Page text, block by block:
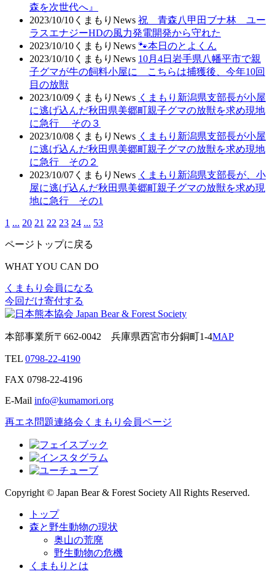
森を次世代へ』
2023/10/10 くまもりNews 祝 青森八甲田ブナ林 ユー
ラスエナジーHDの風力発電開発から守れた
2023/10/10 くまもりNews 🐾本日のとよくん
2023/10/10 くまもりNews 10月4日岩手県八幡平市で親
子グマが牛の飼料小屋に こちらは捕獲後、今年10回
目の放獣
2023/10/09 くまもりNews くまもり新潟県支部長が小屋
に逃げ込んだ秋田県美郷町親子グマの放獣を求め現地
に急行 その３
2023/10/08 くまもりNews くまもり新潟県支部長が小屋
に逃げ込んだ秋田県美郷町親子グマの放獣を求め現地
に急行 その２
2023/10/07 くまもりNews くまもり新潟県支部長が、小
屋に逃げ込んだ秋田県美郷町親子グマの放獣を求め現
地に急行 その1
1 ... 20 21 22 23 24 ... 53
ページトップに戻る
WHAT YOU CAN DO
くまもり会員になる
今回だけ寄付する
本部事業所〒662-0042 兵庫県西宮市分銅町1-4MAP
TEL 0798-22-4190
FAX 0798-22-4196
E-Mail info@kumamori.org
再エネ問題連絡会 くまもり会員ページ
Copyright © Japan Bear & Forest Society All Rights Reserved.
トップ
森と野生動物の現状
奥山の荒廃
野生動物の危機
くまもりとは